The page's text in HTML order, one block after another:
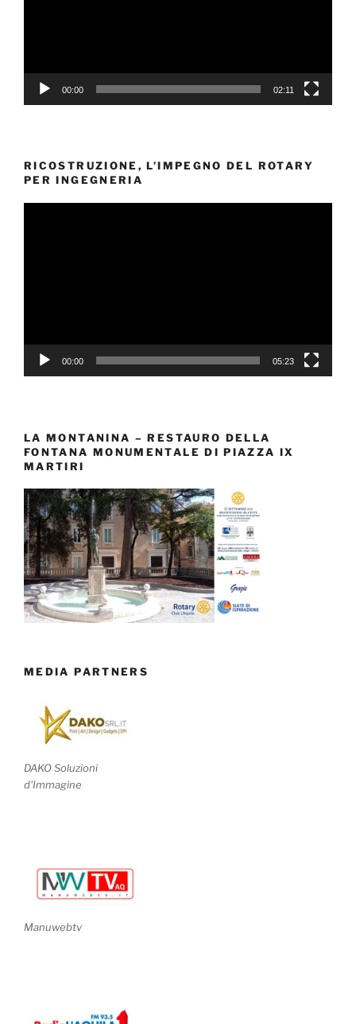
00:00 02:11
RICOSTRUZIONE, L’IMPEGNO DEL ROTARY
PER INGEGNERIA
00:00 05:23
LA MONTANINA – RESTAURO DELLA
FONTANA MONUMENTALE DI PIAZZA IX
MARTIRI
MEDIA PARTNERS
DAKO Soluzioni
d'Immagine
Manuwebtv